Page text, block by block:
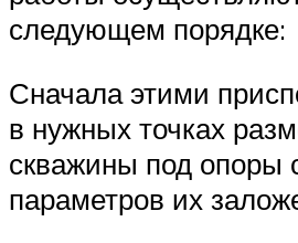
следующем порядке:
Сначала этими
в нужных точках
скважины под опоры
параметров их